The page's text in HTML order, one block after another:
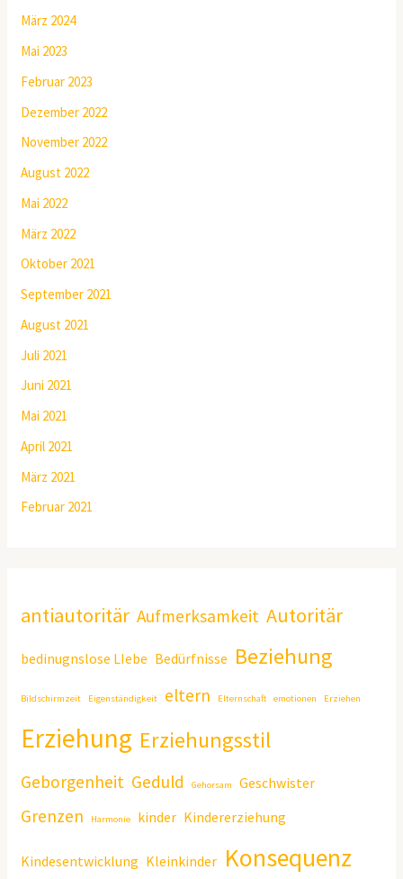
März 2024
Mai 2023
Februar 2023
Dezember 2022
November 2022
August 2022
Mai 2022
März 2022
Oktober 2021
September 2021
August 2021
Juli 2021
Juni 2021
Mai 2021
April 2021
März 2021
Februar 2021
antiautoritär Aufmerksamkeit Autoritär
bedinugnslose LIebe Bedürfnisse Beziehung
Bildschirmzeit Eigenständigkeit eltern Elternschaft emotionen Erziehen
Erziehung Erziehungsstil
Geborgenheit Geduld Gehorsam Geschwister
Grenzen Harmonie kinder Kindererziehung
Kindesentwicklung Kleinkinder Konsequenz